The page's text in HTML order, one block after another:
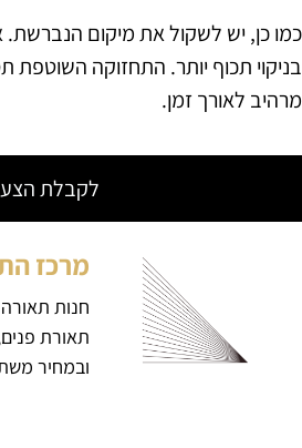
כמו כן, יש לשקול את מיקום
בניקוי תכוף יותר. התחזוקה
מרהיב לאורך זמן.
לקבלת
מרכז
חנות
תאורת
ובמחיר